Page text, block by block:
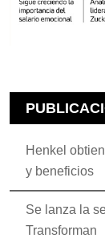
Henkel
y beneficios
Se lanza la
Transforman